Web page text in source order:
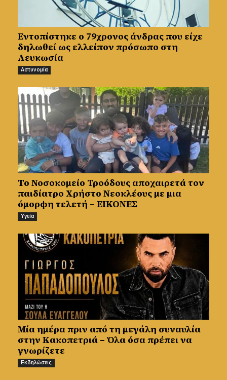
Εντοπίστηκε ο 79χρονος άνδρας που είχε
δηλωθεί ως ελλείπον πρόσωπο στη
Λευκωσία
Αστυνομία
Το Νοσοκομείο Τροόδους αποχαιρετά τον
παιδίατρο Χρήστο Νεοκλέους με μια
όμορφη τελετή – ΕΙΚΟΝΕΣ
Υγεία
Μία ημέρα πριν από τη μεγάλη συναυλία
στην Κακοπετριά – Όλα όσα πρέπει να
γνωρίζετε
Εκδηλώσεις